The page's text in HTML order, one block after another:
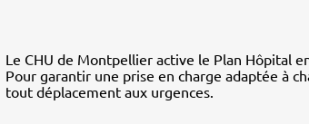
Le CHU de Montpellier active le Plan Hôpital
Pour garantir une prise en charge adaptée à
tout déplacement aux urgences.